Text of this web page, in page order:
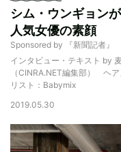
シム・ウンギョン
人気女優の素顔
Sponsored by 『新聞記者』
インタビュー・テキスト by
（CINRA.NET編集部） ヘ
リスト：Babymix
2019.05.30